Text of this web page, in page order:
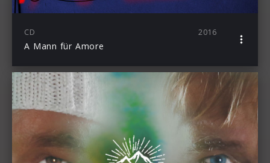
CD 2016
A Mann für Amore